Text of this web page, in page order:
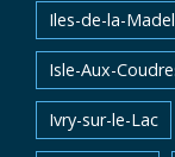
Iles-de-la-
Isle-Aux-
Ivry-sur-le-Lac